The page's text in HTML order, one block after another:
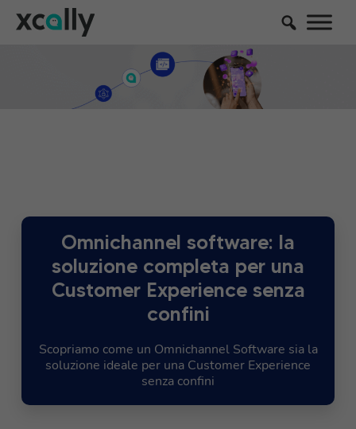
Omnichannel software: la
soluzione completa per una
Customer Experience senza
confini
Scopriamo come un Omnichannel Software sia la
soluzione ideale per una Customer Experience
senza confini